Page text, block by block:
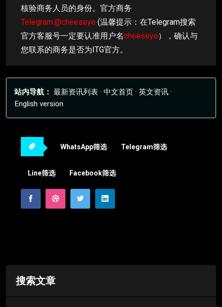
核验商务人员的身份。官方商务
Telegram:@cheeseye (温馨提示：在Telegram搜索
官方客服号一定要认准用户名cheeseye），确认与
您联系的商务是否为ITG官方。
站内导航： 最新资讯列表 · 中文首页 · 英文资讯 ·
English version
WhatsApp筛选 Telegram筛选
Line筛选 Facebook筛选
搜索文章